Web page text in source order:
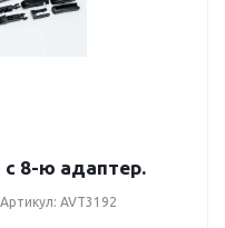
с 8-ю адаптер.
Артикул: AVT3192